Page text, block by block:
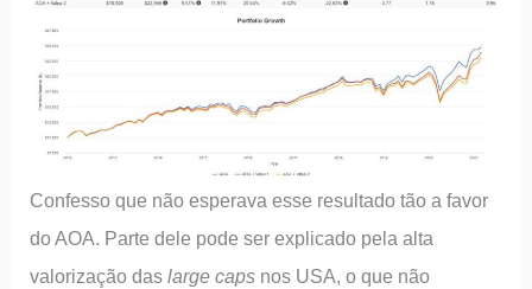
Confesso que não esperava esse resultado tão a favor
do AOA. Parte dele pode ser explicado pela alta
valorização daslarge caps nos USA, o que não